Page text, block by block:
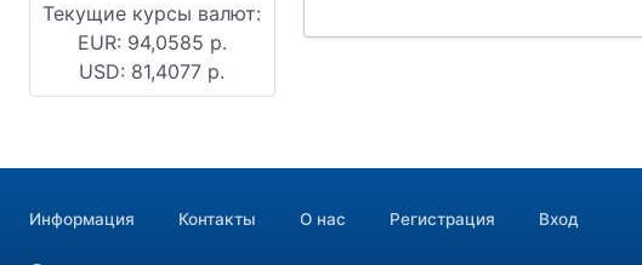
Текущие курсы валют:
EUR: 94,0585 р.
USD: 81,4077 р.
Информация Контакты О нас Регистрация Вход